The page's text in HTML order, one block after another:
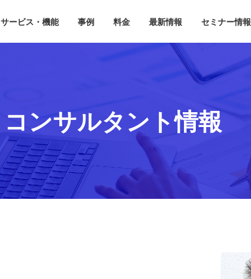
サービス・機能 事例 料金 最新情報 セミナー情報
コンサルタント情報